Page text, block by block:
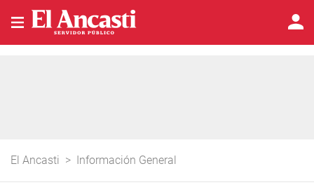
El Ancasti > Información General